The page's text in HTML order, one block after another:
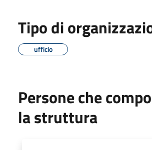
Tipo di
ufficio
Persone che
la struttura